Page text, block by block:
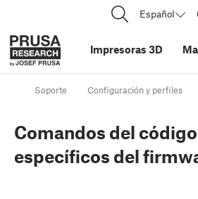
Español
Impresoras 3D
Soporte Configuración y perfiles
Comandos del código
específicos del